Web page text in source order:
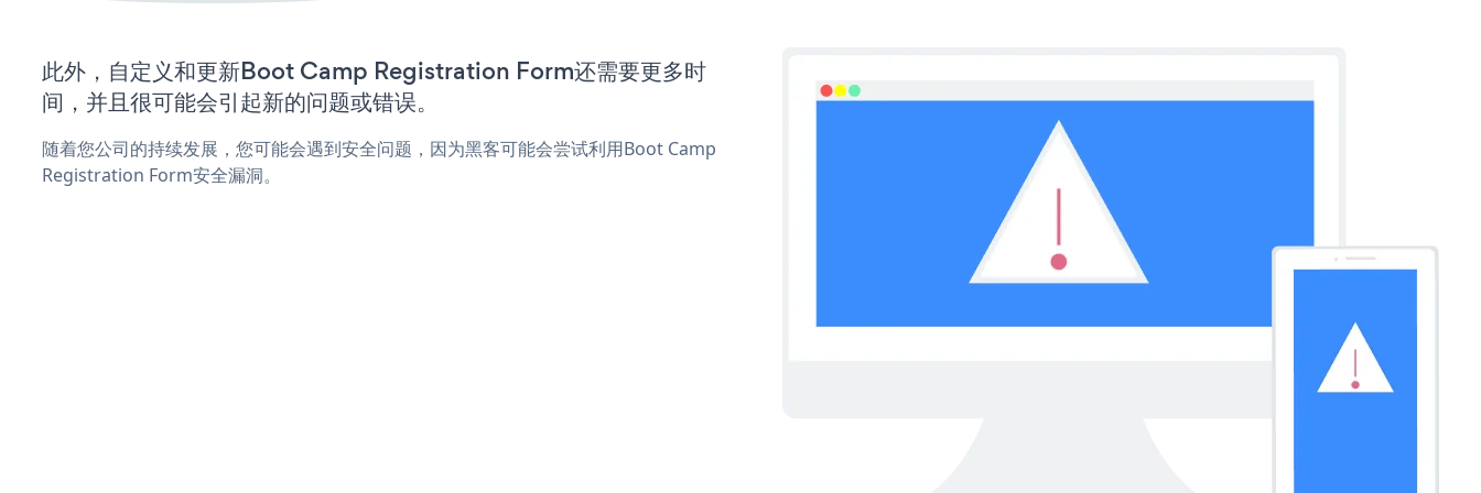
此外，自定义和更新Boot Camp Registration Form还需要更多时
间，并且很可能会引起新的问题或错误。
随着您公司的持续发展，您可能会遇到安全问题，因为黑客可能会尝试利用Boot Camp
Registration Form安全漏洞。